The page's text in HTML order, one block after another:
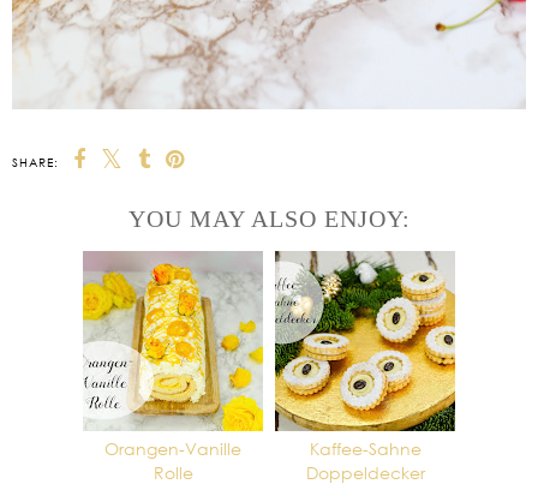
SHARE:
YOU MAY ALSO ENJOY:
Orangen-Vanille
Rolle
Kaffee-Sahne
Doppeldecker